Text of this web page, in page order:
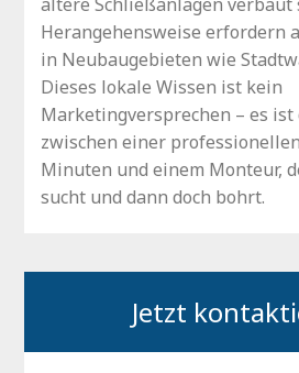
Herangehensweise erfordern
in Neubaugebieten wie
Dieses lokale Wissen ist kein
Marketingversprechen – es
zwischen einer
Minuten und einem Monteur,
sucht und dann doch bohrt.
Jetzt